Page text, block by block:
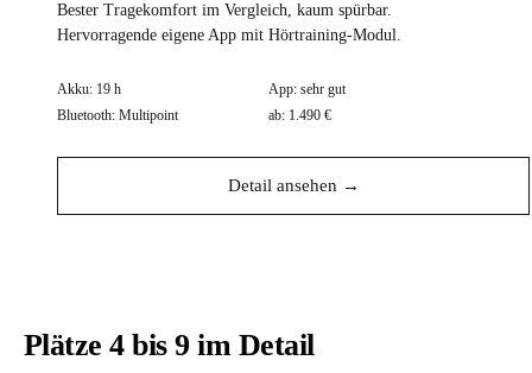
Bester Tragekomfort im Vergleich, kaum spürbar.
Hervorragende eigene App mit Hörtraining-Modul.
Akku: 19 h App: sehr gut
Bluetooth: Multipoint ab: 1.490 €
Detail ansehen →
Plätze 4 bis 9 im Detail